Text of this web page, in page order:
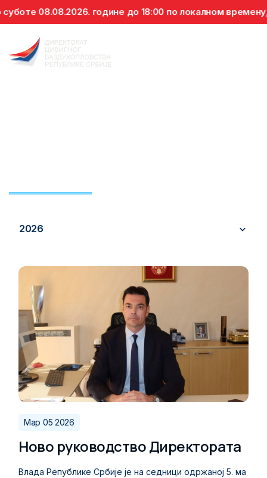
године до 18:00 по локалном времену,
2026
Мар 05 2026
Ново руководство Директората
Влада Републике Србије је на седници одржаној 5. ма